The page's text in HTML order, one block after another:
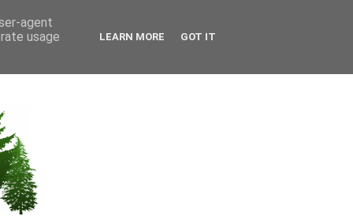
agent
usage
LEARN MORE GOT IT